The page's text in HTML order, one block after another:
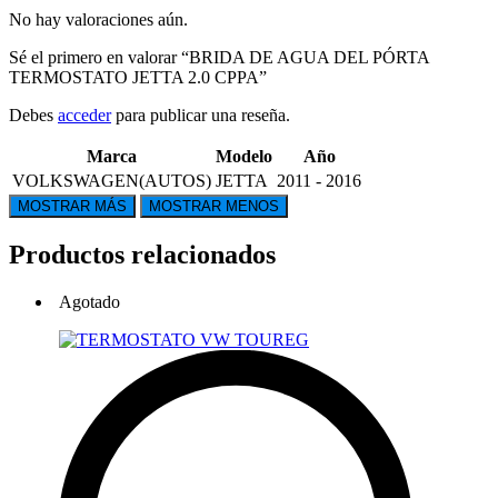
No hay valoraciones aún.
Sé el primero en valorar “BRIDA DE AGUA DEL PÓRTA
TERMOSTATO JETTA 2.0 CPPA”
Debes accederpara publicar una reseña.
Marca Modelo
Año
VOLKSWAGEN(AUTOS) JETTA 2011 - 2016
Productos relacionados
Agotado